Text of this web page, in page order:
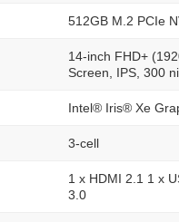
512GB M.2 PCIe
14-inch FHD+
Screen, IPS, 300
Intel® Iris® Xe
3-cell
1 x HDMI 2.1 1 x
3.0